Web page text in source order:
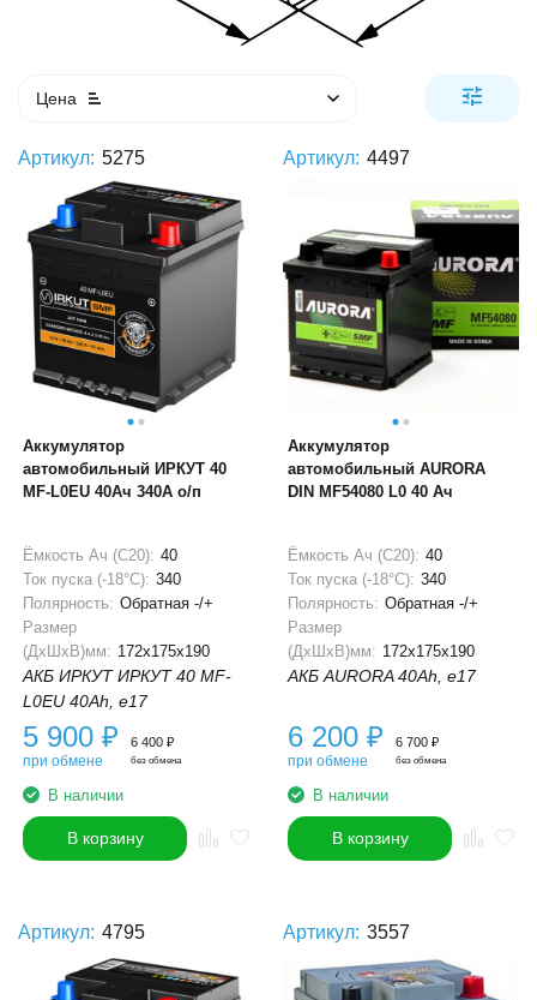
Цена
Артикул: 5275
Аккумулятор
автомобильный ИРКУТ 40
MF-L0EU 40Ач 340А о/п
Ёмкость Ач (С20): 40
Ток пуска (-18°С): 340
Полярность: Обратная -/+
Размер
(ДхШхВ)мм: 172x175x190
АКБ ИРКУТ ИРКУТ 40 MF-
L0EU 40Ah, e17
5 900 ₽
при обмене
6 400 ₽
без обмена
В наличии
В корзину
Артикул: 4497
Аккумулятор
автомобильный AURORA
DIN MF54080 L0 40 Ач
Ёмкость Ач (С20): 40
Ток пуска (-18°С): 340
Полярность: Обратная -/+
Размер
(ДхШхВ)мм: 172x175x190
АКБ AURORA 40Ah, e17
6 200 ₽
при обмене
6 700 ₽
без обмена
В наличии
В корзину
Артикул: 4795 Артикул: 3557